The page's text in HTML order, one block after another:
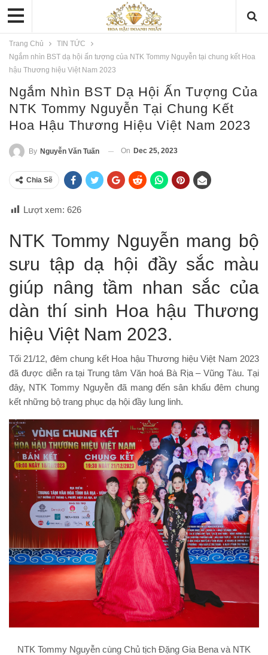
Trang Chủ
TIN TỨC
Ngắm nhìn BST dạ hội ấn tượng của NTK Tommy Nguyễn tại chung kết Hoa
hậu Thương hiệu Việt Nam 2023
Ngắm Nhìn BST Dạ Hội Ấn Tượng Của
NTK Tommy Nguyễn Tại Chung Kết
Hoa Hậu Thương Hiệu Việt Nam 2023
By Nguyễn Văn Tuấn On Dec 25, 2023
Chia Sẽ
Lượt xem: 626
NTK Tommy Nguyễn mang bộ
sưu tập dạ hội đầy sắc màu
giúp nâng tầm nhan sắc của
dàn thí sinh Hoa hậu Thương
hiệu Việt Nam 2023.
Tối 21/12, đêm chung kết Hoa hậu Thương hiệu Việt Nam 2023
đã được diễn ra tại Trung tâm Văn hoá Bà Rịa – Vũng Tàu. Tại
đây, NTK Tommy Nguyễn đã mang đến sân khấu đêm chung
kết những bộ trang phục dạ hội đầy lung linh.
NTK Tommy Nguyễn cùng Chủ tịch Đặng Gia Bena và NTK